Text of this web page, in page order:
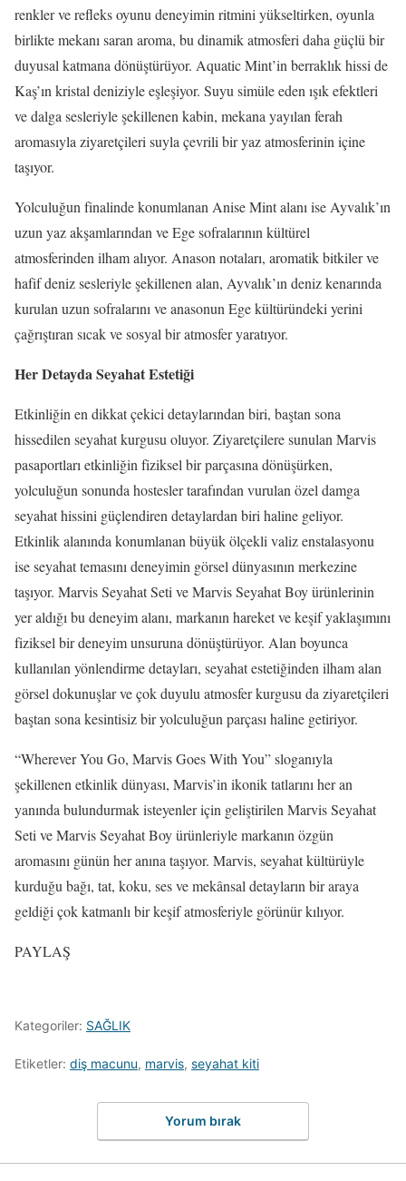
renkler ve refleks oyunu deneyimin ritmini yükseltirken, oyunla
birlikte mekanı saran aroma, bu dinamik atmosferi daha güçlü bir
duyusal katmana dönüştürüyor. Aquatic Mint’in berraklık hissi de
Kaş’ın kristal deniziyle eşleşiyor. Suyu simüle eden ışık efektleri
ve dalga sesleriyle şekillenen kabin, mekana yayılan ferah
aromasıyla ziyaretçileri suyla çevrili bir yaz atmosferinin içine
taşıyor.
Yolculuğun finalinde konumlanan Anise Mint alanı ise Ayvalık’ın
uzun yaz akşamlarından ve Ege sofralarının kültürel
atmosferinden ilham alıyor. Anason notaları, aromatik bitkiler ve
hafif deniz sesleriyle şekillenen alan, Ayvalık’ın deniz kenarında
kurulan uzun sofralarını ve anasonun Ege kültüründeki yerini
çağrıştıran sıcak ve sosyal bir atmosfer yaratıyor.
Her Detayda Seyahat Estetiği
Etkinliğin en dikkat çekici detaylarından biri, baştan sona
hissedilen seyahat kurgusu oluyor. Ziyaretçilere sunulan Marvis
pasaportları etkinliğin fiziksel bir parçasına dönüşürken,
yolculuğun sonunda hostesler tarafından vurulan özel damga
seyahat hissini güçlendiren detaylardan biri haline geliyor.
Etkinlik alanında konumlanan büyük ölçekli valiz enstalasyonu
ise seyahat temasını deneyimin görsel dünyasının merkezine
taşıyor. Marvis Seyahat Seti ve Marvis Seyahat Boy ürünlerinin
yer aldığı bu deneyim alanı, markanın hareket ve keşif yaklaşımını
fiziksel bir deneyim unsuruna dönüştürüyor. Alan boyunca
kullanılan yönlendirme detayları, seyahat estetiğinden ilham alan
görsel dokunuşlar ve çok duyulu atmosfer kurgusu da ziyaretçileri
baştan sona kesintisiz bir yolculuğun parçası haline getiriyor.
“Wherever You Go, Marvis Goes With You” sloganıyla
şekillenen etkinlik dünyası, Marvis’in ikonik tatlarını her an
yanında bulundurmak isteyenler için geliştirilen Marvis Seyahat
Seti ve Marvis Seyahat Boy ürünleriyle markanın özgün
aromasını günün her anına taşıyor. Marvis, seyahat kültürüyle
kurduğu bağı, tat, koku, ses ve mekânsal detayların bir araya
geldiği çok katmanlı bir keşif atmosferiyle görünür kılıyor.
PAYLAŞ
Kategoriler: SAĞLIK
Etiketler: diş macunu, marvis, seyahat kiti
Yorum bırak